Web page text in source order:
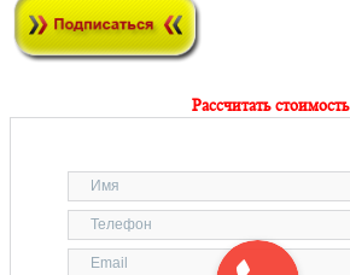
Рассчитать стоимость